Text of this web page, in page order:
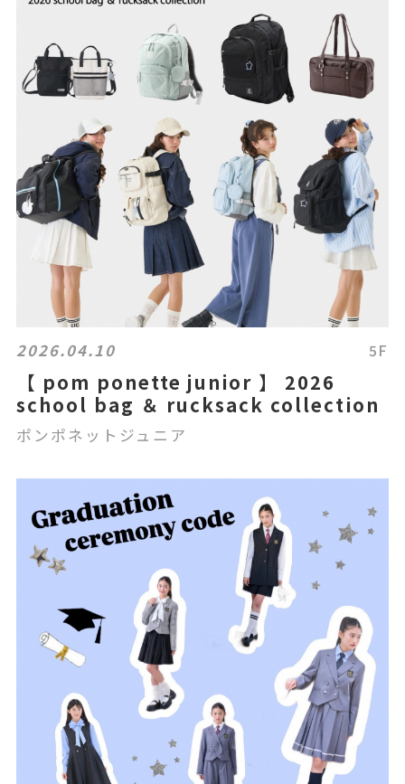
2026.04.10 5F
【 pom ponette junior 】 2026
school bag ＆ rucksack collection
ポンポネットジュニア